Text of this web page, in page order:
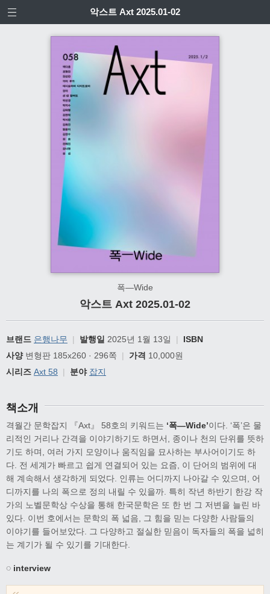
악스트 Axt 2025.01-02
폭―Wide
악스트 Axt 2025.01-02
브랜드 은행나무 | 발행일 2025년 1월 13일 |
ISBN
사양변형판 185x260 · 296쪽 | 가격 10,000원
시리즈 Axt 58 | 분야 잡지
책소개
격월간 문학잡지 『Axt』 58호의 키워드는 ‘폭―Wide’이다. ‘폭’은 물
리적인 거리나 간격을 이야기하기도 하면서, 종이나 천의 단위를 뜻하
기도 하며, 여러 가지 모양이나 움직임을 묘사하는 부사어이기도 하
다. 전 세계가 빠르고 쉽게 연결되어 있는 요즘, 이 단어의 범위에 대
해 계속해서 생각하게 되었다. 인류는 어디까지 나아갈 수 있으며, 어
디까지를 나의 폭으로 정의 내릴 수 있을까. 특히 작년 하반기 한강 작
가의 노벨문학상 수상을 통해 한국문학은 또 한 번 그 저변을 늘린 바
있다. 이번 호에서는 문학의 폭 넓음, 그 힘을 믿는 다양한 사람들의
이야기를 들어보았다. 그 다양하고 절실한 믿음이 독자들의 폭을 넓히
는 계기가 될 수 있기를 기대한다.
◌ interview